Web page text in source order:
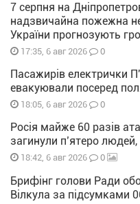
7 серпня на
надзвичайна пожежна
України прогнозують
17:35, 6 авг 2026 0
Пасажирів електрички
евакуювали посеред
18:05, 6 авг 2026 0
Росія майже 60 разів
загинули п’ятеро
18:42, 6 авг 2026 0
Брифінг голови Ради
Вілкула за підсумками